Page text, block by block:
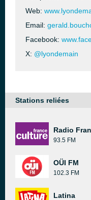
Web:
Email:
Facebook:
X: @lyondemain
Stations reliées
Radio
93.5 FM
OÜI FM
102.3 FM
Latina